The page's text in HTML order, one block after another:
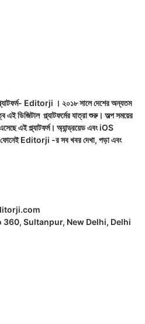
Editorji । ২০১৮ সালে দেশের অন্যতম
এই ডিজিটাল প্ল্যাটফর্মের যাত্রা শুরু। অল্প সময়ের
এই প্ল্যাটফর্ম। অ্যান্ড্রয়েড এবং iOS
Editorji -র সব খবর দেখা, পড়া এবং
Sultanpur, New Delhi, Delhi